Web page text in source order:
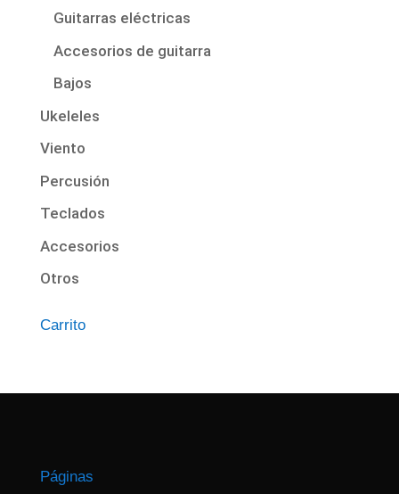
Guitarras eléctricas
Accesorios de guitarra
Bajos
Ukeleles
Viento
Percusión
Teclados
Accesorios
Otros
Carrito
Páginas